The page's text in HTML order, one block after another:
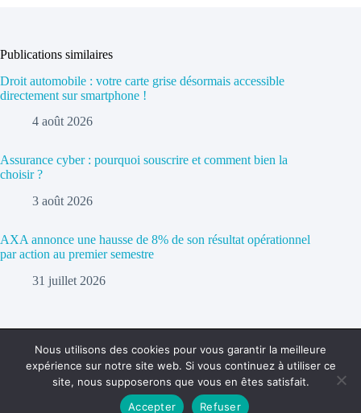
Publications similaires
Droit automobile : votre carte grise désormais accessible
directement sur smartphone !
4 août 2026
Assurance cyber : pourquoi souscrire et comment bien la
choisir ?
3 août 2026
AXA annonce une hausse de 8% de son résultat opérationnel
par action au premier semestre
31 juillet 2026
Politique de confidentialité Contact
Nous utilisons des cookies pour vous garantir la meilleure
expérience sur notre site web. Si vous continuez à utiliser ce
site, nous supposerons que vous en êtes satisfait.
Accepter
Refuser